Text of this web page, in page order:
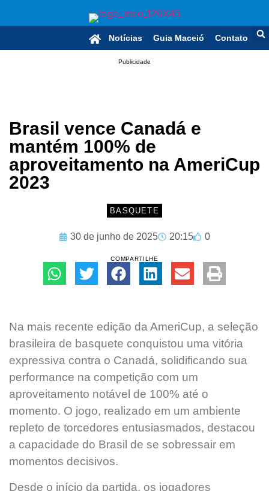
Notícias Guia Maceió Contato
Publicidade
Brasil vence Canadá e
mantém 100% de
aproveitamento na AmeriCup
2023
BASQUETE
30 de junho de 2025 20:15 0
COMPARTILHE
Na mais recente edição da AmeriCup, a seleção
brasileira de basquete conquistou uma vitória
expressiva contra o Canadá, solidificando sua
performance na competição com um
aproveitamento notável de 100% até o
momento. O jogo, realizado em um ambiente
repleto de torcedores entusiasmados, destacou
a capacidade do Brasil de se sobressair em
momentos decisivos.
Desde o início da partida, os jogadores